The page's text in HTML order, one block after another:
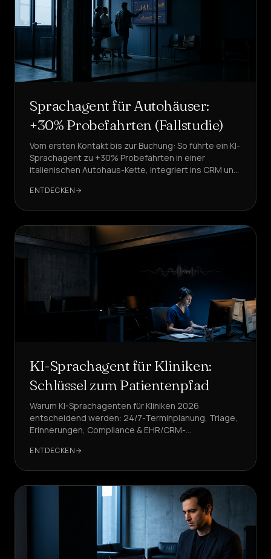
Sprachagent für Autohäuser:
+30% Probefahrten (Fallstudie)
Vom ersten Kontakt bis zur Buchung: So führte ein KI-
Sprachagent zu +30% Probefahrten in einer
italienischen Autohaus-Kette, integriert ins CRM und
Widerspruchsregister.
ENTDECKEN
KI-Sprachagent für Kliniken:
Schlüssel zum Patientenpfad
Warum KI-Sprachagenten für Kliniken 2026
entscheidend werden: 24/7-Terminplanung, Triage,
Erinnerungen, Compliance & EHR/CRM-
ENTDECKEN